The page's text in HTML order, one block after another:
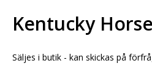
Kentucky
Säljes i butik - kan skickas på